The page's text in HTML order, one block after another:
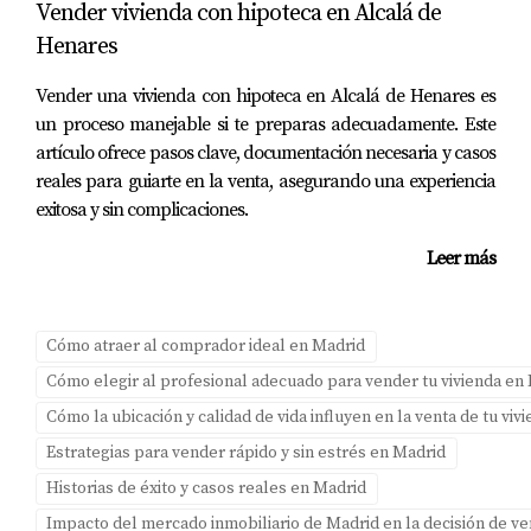
Boadilla del Monte. Al llegar a la vivienda, encuentran
un ambiente cálido gracias a la iluminación suave y el
Amparo Lillo les presenta cada espacio destacando
cómo podrían adaptarlo a su estilo de vida familiar. La
música suave crea un ambiente relajado donde todos se
sienten cómodos para hacer preguntas.
presentación visual detallada con ejemplos de cómo
podrían decorar cada habitación según sus gustos
personales. La música electrónica suave llena el aire
mientras ellos imaginan su vida juntos en ese espacio
Vender vivienda con hipoteca en Alcalá de
Henares
Vender una vivienda con hipoteca en Alcalá de Henares es
un proceso manejable si te preparas adecuadamente. Este
artículo ofrece pasos clave, documentación necesaria y casos
reales para guiarte en la venta, asegurando una experiencia
exitosa y sin complicaciones.
Leer más
Cómo atraer al comprador ideal en Madrid
Cómo elegir al profesional adecuado para vender tu vivienda en
Cómo la ubicación y calidad de vida influyen en la venta de tu
Estrategias para vender rápido y sin estrés en Madrid
Historias de éxito y casos reales en Madrid
Impacto del mercado inmobiliario de Madrid en la decisión de